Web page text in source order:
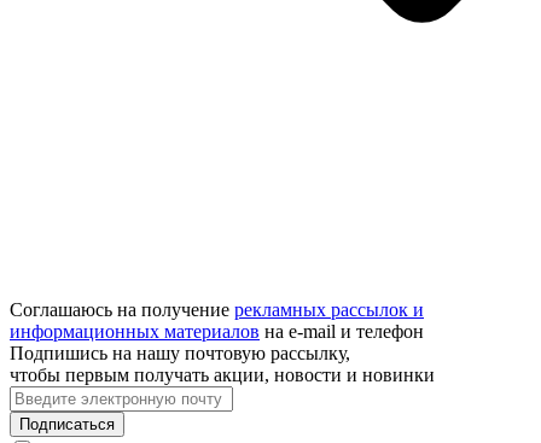
Соглашаюсь на получение рекламных рассылок и
информационных материалов на e‑mail и телефон
Подпишись на нашу почтовую рассылку,
чтобы первым получать акции, новости и новинки
Подписаться